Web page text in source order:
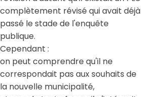
complètement révisé qui avait déjà
passé le stade de l'enquête
publique.
Cependant :
on peut comprendre qu'il ne
correspondait pas aux souhaits de
la nouvelle municipalité,